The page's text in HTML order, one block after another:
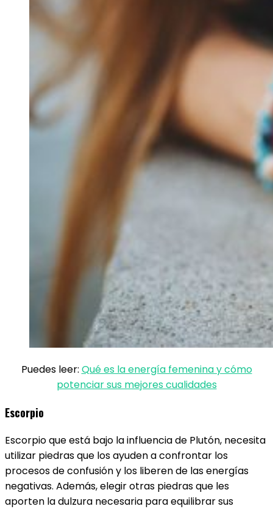
Puedes leer: Qué es la energía femenina y cómo
potenciar sus mejores cualidades
Escorpio
Escorpio que está bajo la influencia de Plutón, necesita
utilizar piedras que los ayuden a confrontar los
procesos de confusión y los liberen de las energías
negativas. Además, elegir otras piedras que les
aporten la dulzura necesaria para equilibrar sus